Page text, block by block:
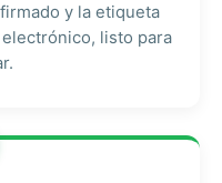
y la etiqueta
listo para